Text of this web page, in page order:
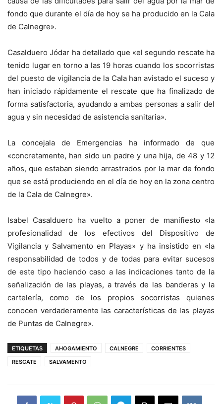
fondo que durante el día de hoy se ha producido en la Cala
de Calnegre».
Casalduero Jódar ha detallado que «el segundo rescate ha
tenido lugar en torno a las 19 horas cuando los socorristas
del puesto de vigilancia de la Cala han avistado el suceso y
han iniciado rápidamente el rescate que ha finalizado de
forma satisfactoria, ayudando a ambas personas a salir del
agua y sin necesidad de asistencia sanitaria».
La concejala de Emergencias ha informado de que
«concretamente, han sido un padre y una hija, de 48 y 12
años, que estaban siendo arrastrados por la mar de fondo
que se está produciendo en el día de hoy en la zona centro
de la Cala de Calnegre».
Isabel Casalduero ha vuelto a poner de manifiesto «la
profesionalidad de los efectivos del Dispositivo de
Vigilancia y Salvamento en Playas» y ha insistido en «la
responsabilidad de todos y de todas para evitar sucesos
de este tipo haciendo caso a las indicaciones tanto de la
señalización de las playas, a través de las banderas y la
cartelería, como de los propios socorristas quienes
conocen verdaderamente las características de las playas
de Puntas de Calnegre».
ETIQUETAS AHOGAMIENTO CALNEGRE
CORRIENTES
RESCATE
SALVAMENTO